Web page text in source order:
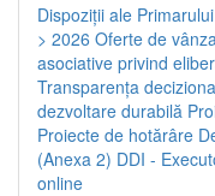
Dispoziţii ale
> 2026 Oferte de
asociative privind
Transparenţa
dezvoltare durabilă
Proiecte de hotărâre
(Anexa 2) DDI -
online